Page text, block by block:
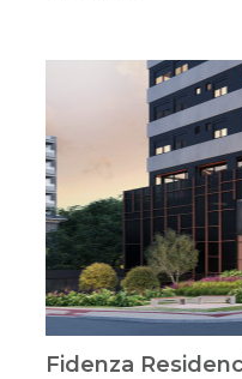
Fidenza